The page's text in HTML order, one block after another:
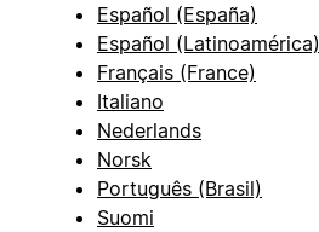
Español (España)
Español (Latinoamérica)
Français (France)
Italiano
Nederlands
Norsk
Português (Brasil)
Suomi